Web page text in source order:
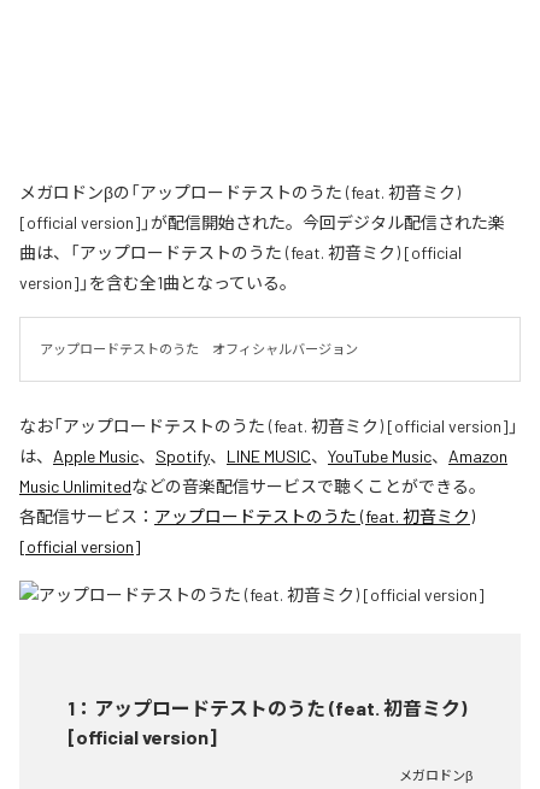
メガロドンβの「アップロードテストのうた (feat. 初音ミク)
[official version]」が配信開始された。今回デジタル配信された楽
曲は、「アップロードテストのうた (feat. 初音ミク) [official
version]」を含む全1曲となっている。
アップロードテストのうた　オフィシャルバージョン
なお「アップロードテストのうた (feat. 初音ミク) [official version] 」
は、 Apple Music、 Spotify、 LINE MUSIC、 YouTube Music、 Amazon
Music Unlimitedなどの音楽配信サービスで聴くことができる。
各配信サービス： アップロードテストのうた (feat. 初音ミク)
[official version]
1 ： アップロードテストのうた (feat. 初音ミク)
[official version]
メガロドンβ